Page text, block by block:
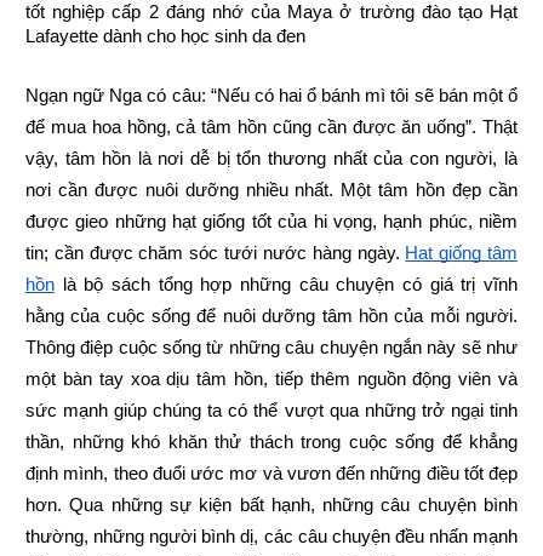
tốt nghiệp cấp 2 đáng nhớ của Maya ở trường đào tạo Hạt
Lafayette dành cho học sinh da đen
Ngạn ngữ Nga có câu: “Nếu có hai ổ bánh mì tôi sẽ bán một ổ
để mua hoa hồng, cả tâm hồn cũng cần được ăn uống”. Thật
vậy, tâm hồn là nơi dễ bị tổn thương nhất của con người, là
nơi cần được nuôi dưỡng nhiều nhất. Một tâm hồn đẹp cần
được gieo những hạt giống tốt của hi vọng, hạnh phúc, niềm
tin; cần được chăm sóc tưới nước hàng ngày. Hạt giống tâm
hồn là bộ sách tổng hợp những câu chuyện có giá trị vĩnh
hằng của cuộc sống để nuôi dưỡng tâm hồn của mỗi người.
Thông điệp cuộc sống từ những câu chuyện ngắn này sẽ như
một bàn tay xoa dịu tâm hồn, tiếp thêm nguồn động viên và
sức mạnh giúp chúng ta có thể vượt qua những trở ngại tinh
thần, những khó khăn thử thách trong cuộc sống để khẳng
định mình, theo đuổi ước mơ và vươn đến những điều tốt đẹp
hơn. Qua những sự kiện bất hạnh, những câu chuyện bình
thường, những người bình dị, các câu chuyện đều nhấn mạnh